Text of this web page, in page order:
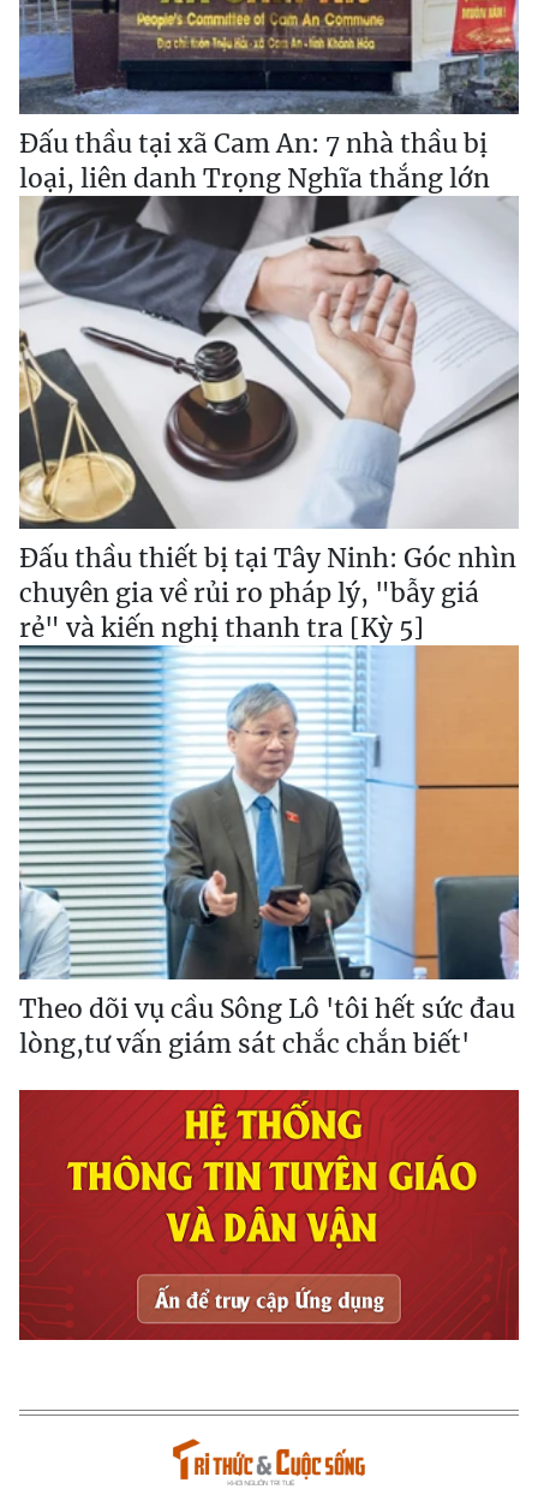
Đấu thầu tại xã Cam An: 7 nhà thầu bị
loại, liên danh Trọng Nghĩa thắng lớn
Đấu thầu thiết bị tại Tây Ninh: Góc nhìn
chuyên gia về rủi ro pháp lý, "bẫy giá
rẻ" và kiến nghị thanh tra [Kỳ 5]
Theo dõi vụ cầu Sông Lô 'tôi hết sức đau
lòng,tư vấn giám sát chắc chắn biết'